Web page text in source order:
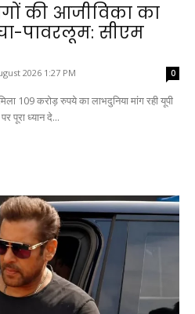
की आजीविका का
पावरलूम: सीएम
2026 1:27 PM 0
109 करोड़ रुपये का लाभदुनिया मांग रही यूपी
पूरा ध्यान दे...